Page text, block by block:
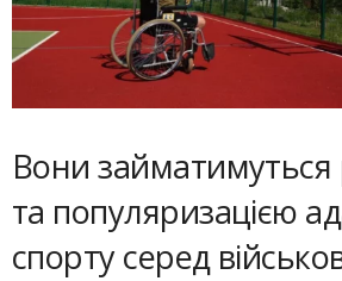
Вони займатимуться
та популяризацією
спорту серед